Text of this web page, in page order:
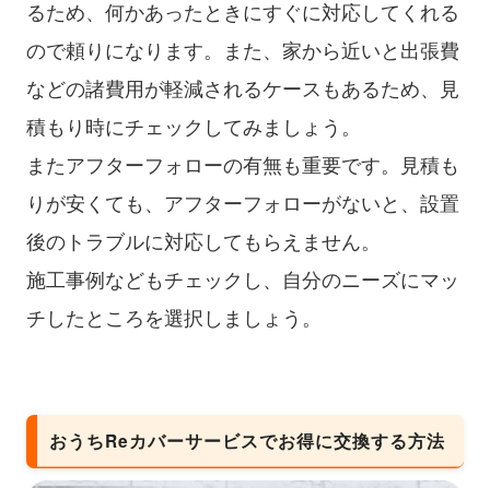
るため、何かあったときにすぐに対応してくれる
ので頼りになります。また、家から近いと出張費
などの諸費用が軽減されるケースもあるため、見
積もり時にチェックしてみましょう。
またアフターフォローの有無も重要です。見積も
りが安くても、アフターフォローがないと、設置
後のトラブルに対応してもらえません。
施工事例などもチェックし、自分のニーズにマッ
チしたところを選択しましょう。
おうちReカバーサービスでお得に交換する方法